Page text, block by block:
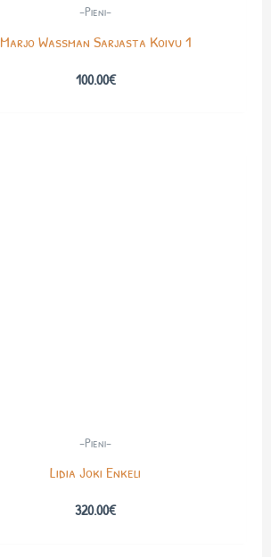
-Pieni-
Marjo Wassman Sarjasta Koivu 1
100.00€
-Pieni-
Lidia Joki Enkeli
320.00€